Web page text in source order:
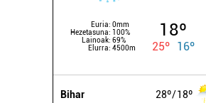
Euria: 0mm
Hezetasuna: 100%
Lainoak: 69%
Elurra: 4500m
18º
25º 16º
Bihar 28º 18º